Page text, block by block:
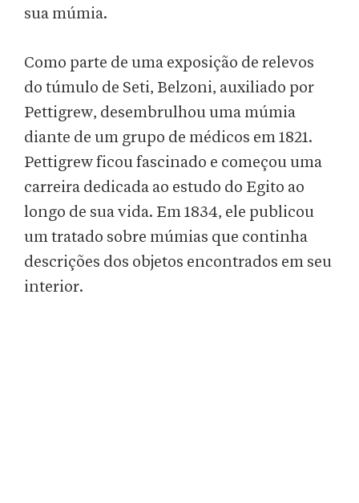
sua múmia.
Como parte de uma exposição de relevos
do túmulo de Seti, Belzoni, auxiliado por
Pettigrew, desembrulhou uma múmia
diante de um grupo de médicos em 1821.
Pettigrew ficou fascinado e começou uma
carreira dedicada ao estudo do Egito ao
longo de sua vida. Em 1834, ele publicou
um tratado sobre múmias que continha
descrições dos objetos encontrados em seu
interior.